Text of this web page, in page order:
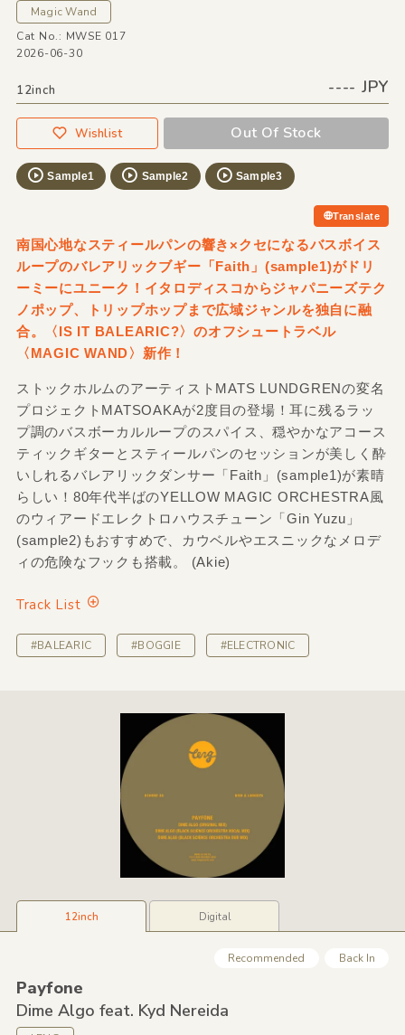
Magic Wand
Cat No.: MWSE 017
2026-06-30
12inch ---- JPY
Wishlist Out Of Stock
Sample1 Sample2 Sample3
Translate
南国心地なスティールパンの響き×クセになるバスボイス
ループのバレアリックブギー「Faith」(sample1)がドリ
ーミーにユニーク！イタロディスコからジャパニーズテク
ノポップ、トリップホップまで広域ジャンルを独自に融
合。〈IS IT BALEARIC?〉のオフシュートラベル
〈MAGIC WAND〉新作！
ストックホルムのアーティストMATS LUNDGRENの変名
プロジェクトMATSOAKAが2度目の登場！耳に残るラッ
プ調のバスボーカルループのスパイス、穏やかなアコース
ティックギターとスティールパンのセッションが美しく酔
いしれるバレアリックダンサー「Faith」(sample1)が素晴
らしい！80年代半ばのYELLOW MAGIC ORCHESTRA風
のウィアードエレクトロハウスチューン「Gin Yuzu」
(sample2)もおすすめで、カウベルやエスニックなメロデ
ィの危険なフックも搭載。 (Akie)
Track List
#BALEARIC #BOGGIE #ELECTRONIC
12inch Digital
Recommended Back In
Payfone
Dime Algo feat. Kyd Nereida